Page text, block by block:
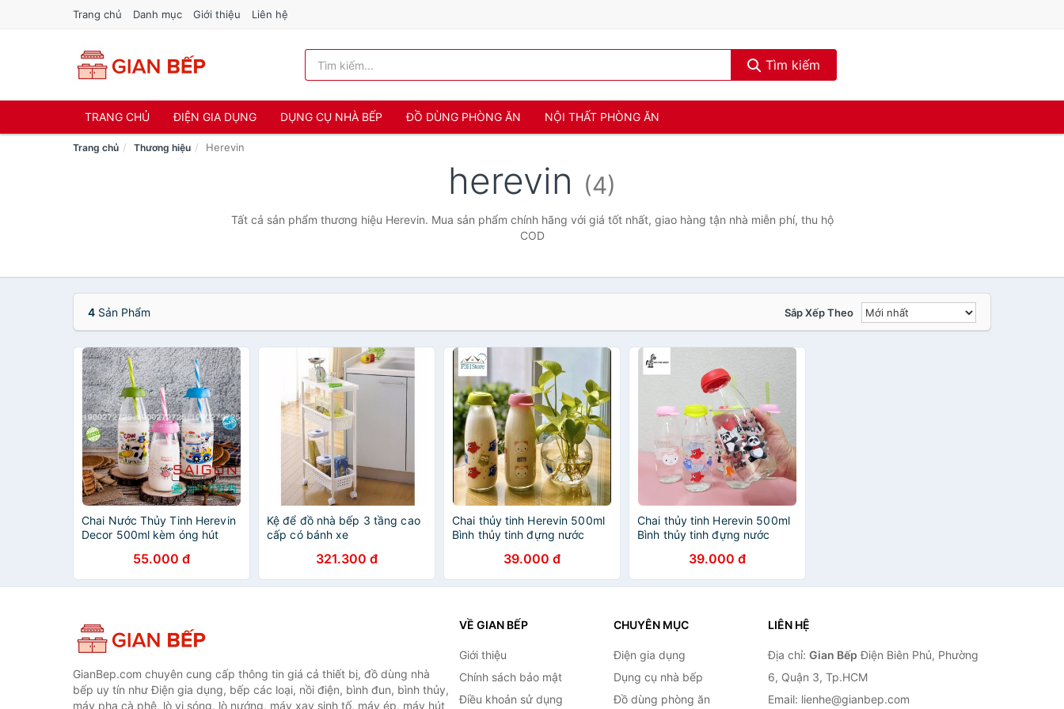
Trang chủ Danh mục Giới thiệu Liên hệ
Tìm kiếm
TRANG CHỦ ĐIỆN GIA DỤNG DỤNG CỤ NHÀ BẾP ĐỒ DÙNG PHÒNG ĂN NỘI THẤT PHÒNG ĂN
Trang chủ Thương hiệu Herevin
herevin (4)
Tất cả sản phẩm thương hiệu Herevin. Mua sản phẩm chính hãng với giá tốt nhất, giao hàng tận nhà miễn phí, thu hộ
COD
4 Sản Phẩm Sắp Xếp Theo
Chai Nước Thủy Tinh Herevin
Decor 500ml kèm óng hút
Nhập Khẩu Thổ nhĩ Kỳ
55.000 đ
Kệ để đồ nhà bếp 3 tầng cao
cấp có bánh xe
321.300 đ
Chai thủy tinh Herevin 500ml
Bình thủy tinh đựng nước
39.000 đ
Chai thủy tinh Herevin 500ml
Bình thủy tinh đựng nước
39.000 đ
GianBep.com chuyên cung cấp thông tin giá cả thiết bị, đồ dùng nhà
bếp uy tín như Điện gia dụng, bếp các loại, nồi điện, bình đun, bình thủy,
máy pha cà phê, lò vi sóng, lò nướng, máy xay sinh tố, máy ép, máy hút
VỀ GIAN BẾP
Giới thiệu
Chính sách bảo mật
Điều khoản sử dụng
CHUYÊN MỤC
Điện gia dụng
Dụng cụ nhà bếp
Đồ dùng phòng ăn
LIÊN HỆ
Địa chỉ: Gian Bếp Điện Biên Phủ, Phường
6, Quận 3, Tp.HCM
Email: lienhe@gianbep.com